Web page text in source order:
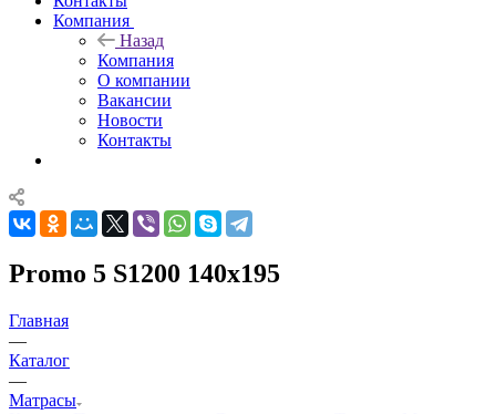
Компания
Назад
Компания
О компании
Вакансии
Новости
Контакты
Promo 5 S1200 140x195
Главная
—
Каталог
—
Матрасы